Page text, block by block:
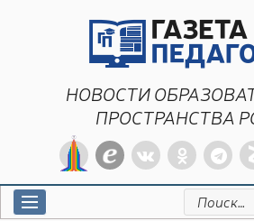
НОВОСТИ
ПРОСТРАНСТВА
Искать: